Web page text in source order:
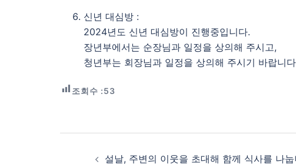
신년 대심방 :
2024년도 신년 대심방이 진행중입니다.
장년부에서는 순장님과 일정을 상의해 주시고,
청년부는 회장님과 일정을 상의해 주시기 바랍니
조회수 :53
Post
navigation
설날, 주변의 이웃을 초대해 함께 식사를 나눕